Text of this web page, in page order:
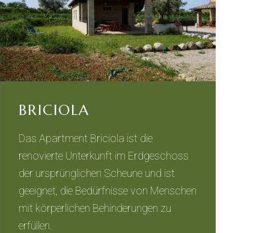
BRICIOLA
Das Apartment Briciola ist die
renovierte Unterkunft im Erdgeschoss
der ursprünglichen Scheune und ist
geeignet, die Bedürfnisse von Menschen
mit körperlichen Behinderungen zu
erfüllen.